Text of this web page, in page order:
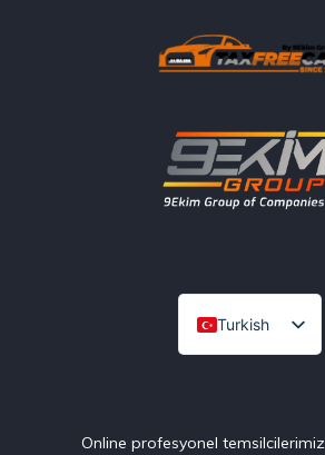
Turkish
English
Online profesyonel